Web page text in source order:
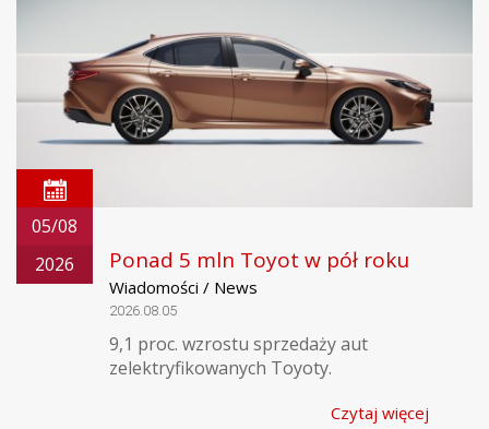
05/08
2026
Ponad 5 mln Toyot w pół roku
Wiadomości / News
2026.08.05
9,1 proc. wzrostu sprzedaży aut
zelektryfikowanych Toyoty.
Czytaj więcej